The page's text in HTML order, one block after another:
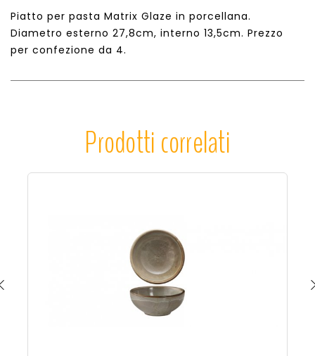
Piatto per pasta Matrix Glaze in porcellana.
Diametro esterno 27,8cm, interno 13,5cm. Prezzo
per confezione da 4.
Prodotti correlati